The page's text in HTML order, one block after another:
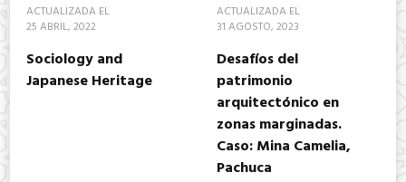
ACTUALIZADA EL
25 ABRIL, 2022
Sociology and
Japanese Heritage
ACTUALIZADA EL
31 AGOSTO, 2023
Desafíos del
patrimonio
arquitectónico en
zonas marginadas.
Caso: Mina Camelia,
Pachuca